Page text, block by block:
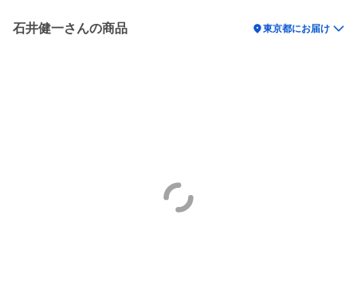
石井健一さんの商品 location_on東京都にお届け